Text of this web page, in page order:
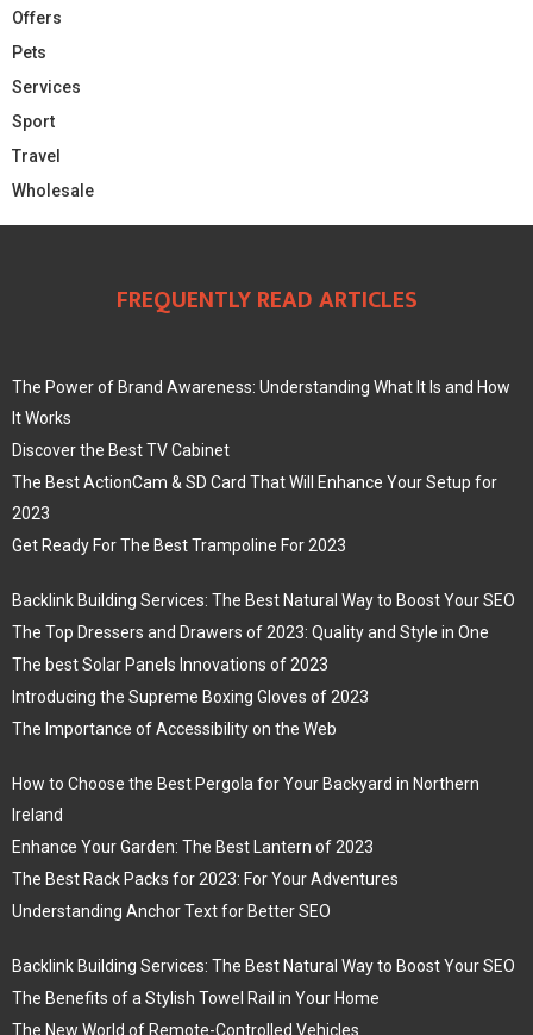
Offers
Pets
Services
Sport
Travel
Wholesale
FREQUENTLY READ ARTICLES
The Power of Brand Awareness: Understanding What It Is and How
It Works
Discover the Best TV Cabinet
The Best ActionCam & SD Card That Will Enhance Your Setup for
2023
Get Ready For The Best Trampoline For 2023
Backlink Building Services: The Best Natural Way to Boost Your SEO
The Top Dressers and Drawers of 2023: Quality and Style in One
The best Solar Panels Innovations of 2023
Introducing the Supreme Boxing Gloves of 2023
The Importance of Accessibility on the Web
How to Choose the Best Pergola for Your Backyard in Northern
Ireland
Enhance Your Garden: The Best Lantern of 2023
The Best Rack Packs for 2023: For Your Adventures
Understanding Anchor Text for Better SEO
Backlink Building Services: The Best Natural Way to Boost Your SEO
The Benefits of a Stylish Towel Rail in Your Home
The New World of Remote-Controlled Vehicles